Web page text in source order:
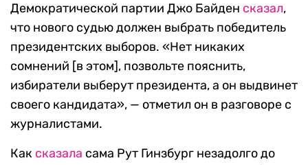
Демократической партии Джо Байден сказал,
что нового судью должен выбрать победитель
президентских выборов. «Нет никаких
сомнений [в этом], позвольте пояснить,
избиратели выберут президента, а он выдвинет
своего кандидата», — отметил он в разговоре с
журналистами.
Как сказала сама Рут Гинзбург незадолго до